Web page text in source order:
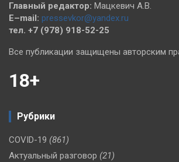
Главный редактор: Мацкевич А.В.
E–mail: pressevkor@yandex.ru
тел. +7 (978) 918-52-25
Все публикации защищены авторским
18+
Рубрики
COVID-19 (861)
Актуальный разговор (21)